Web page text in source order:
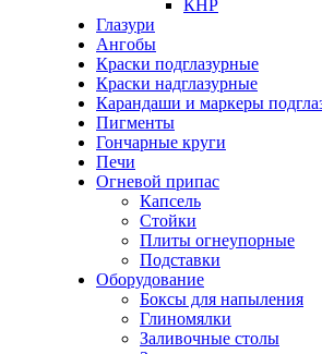
КНР
Глазури
Ангобы
Краски подглазурные
Краски надглазурные
Карандаши и маркеры
Пигменты
Гончарные круги
Печи
Огневой припас
Капсель
Стойки
Плиты огнеупорные
Подставки
Оборудование
Боксы для напыления
Глиномялки
Заливочные столы